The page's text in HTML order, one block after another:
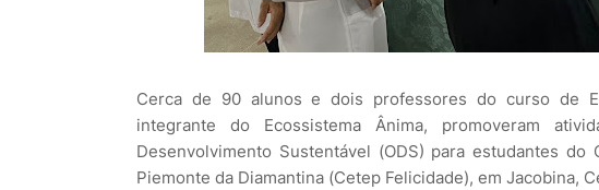
Cerca de 90 alunos e dois professores do curso de
integrante do Ecossistema Ânima, promoveram
Desenvolvimento Sustentável (ODS) para estudantes
Piemonte da Diamantina (Cetep Felicidade), em Jacobina,